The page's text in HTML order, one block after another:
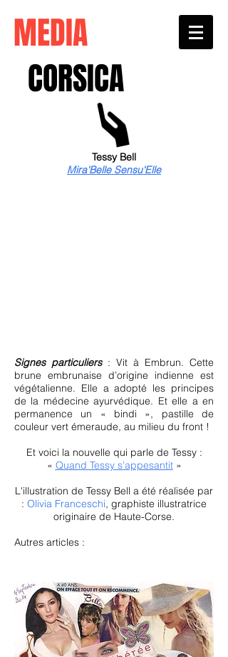
MEDIA
CORSICA
Tessy Bell
Mira'Belle Sensu'Elle
Signes particuliers: Vit à Embrun. Cette
brune embrunaise d’origine indienne est
végétalienne. Elle a adopté les principes
de la médecine ayurvédique. Et elle a en
permanence un « bindi », pastille de
couleur vert émeraude, au milieu du front !
Et voici la nouvelle qui parle de Tessy :
« Quand Tessy s’appesantit»
L'illustration de Tessy Bell a été réalisée par
: Olivia Franceschi, graphiste illustratrice
originaire de Haute-Corse.
Autres articles :